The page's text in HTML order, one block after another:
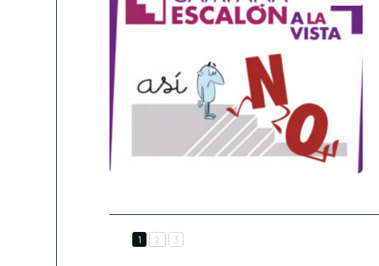
1 2 3